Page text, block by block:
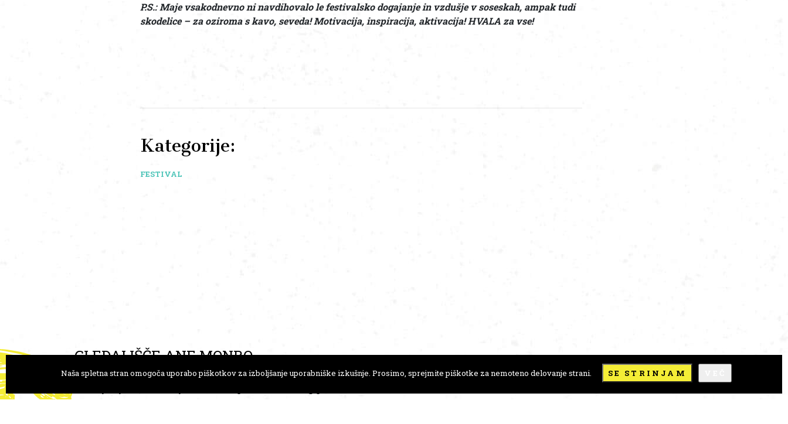
P.S.: Maje vsakodnevno ni navdihovalo le festivalsko dogajanje in vzdušje v soseskah, ampak tudi
skodelice – za oziroma s kavo, seveda! Motivacija, inspiracija, aktivacija! HVALA za vse!
Kategorije:
FESTIVAL
GLEDALIŠČE ANE MONRO
Trg Prekomorskih brigad 1
+386 41 723 146
FLICKRA-novice
Naša spletna stran omogoča uporabo piškotkov za izboljšanje uporabniške izkušnje. Prosimo, sprejmite piškotke za nemoteno delovanje strani. SE STRINJAM